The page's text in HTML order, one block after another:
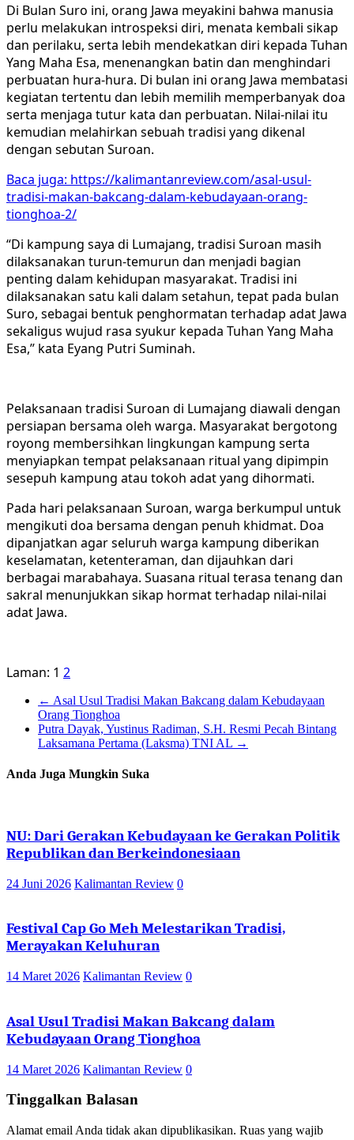
Di Bulan Suro ini, orang Jawa meyakini bahwa manusia
perlu melakukan introspeksi diri, menata kembali sikap
dan perilaku, serta lebih mendekatkan diri kepada Tuhan
Yang Maha Esa, menenangkan batin dan menghindari
perbuatan hura-hura. Di bulan ini orang Jawa membatasi
kegiatan tertentu dan lebih memilih memperbanyak doa
serta menjaga tutur kata dan perbuatan. Nilai-nilai itu
kemudian melahirkan sebuah tradisi yang dikenal
dengan sebutan Suroan.
Baca juga: https://kalimantanreview.com/asal-usul-
tradisi-makan-bakcang-dalam-kebudayaan-orang-
tionghoa-2/
“Di kampung saya di Lumajang, tradisi Suroan masih
dilaksanakan turun-temurun dan menjadi bagian
penting dalam kehidupan masyarakat. Tradisi ini
dilaksanakan satu kali dalam setahun, tepat pada bulan
Suro, sebagai bentuk penghormatan terhadap adat Jawa
sekaligus wujud rasa syukur kepada Tuhan Yang Maha
Esa,” kata Eyang Putri Suminah.
Pelaksanaan tradisi Suroan di Lumajang diawali dengan
persiapan bersama oleh warga. Masyarakat bergotong
royong membersihkan lingkungan kampung serta
menyiapkan tempat pelaksanaan ritual yang dipimpin
sesepuh kampung atau tokoh adat yang dihormati.
Pada hari pelaksanaan Suroan, warga berkumpul untuk
mengikuti doa bersama dengan penuh khidmat. Doa
dipanjatkan agar seluruh warga kampung diberikan
keselamatan, ketenteraman, dan dijauhkan dari
berbagai marabahaya. Suasana ritual terasa tenang dan
sakral menunjukkan sikap hormat terhadap nilai-nilai
adat Jawa.
Laman: 1 2
← Asal Usul Tradisi Makan Bakcang dalam Kebudayaan
Orang Tionghoa
Putra Dayak, Yustinus Radiman, S.H. Resmi Pecah Bintang
Laksamana Pertama (Laksma) TNI AL →
Anda Juga Mungkin Suka
NU: Dari Gerakan Kebudayaan ke Gerakan Politik
Republikan dan Berkeindonesiaan
24 Juni 2026 Kalimantan Review 0
Festival Cap Go Meh Melestarikan Tradisi,
Merayakan Keluhuran
14 Maret 2026 Kalimantan Review 0
Asal Usul Tradisi Makan Bakcang dalam
Kebudayaan Orang Tionghoa
14 Maret 2026 Kalimantan Review 0
Tinggalkan Balasan
Alamat email Anda tidak akan dipublikasikan. Ruas yang wajib